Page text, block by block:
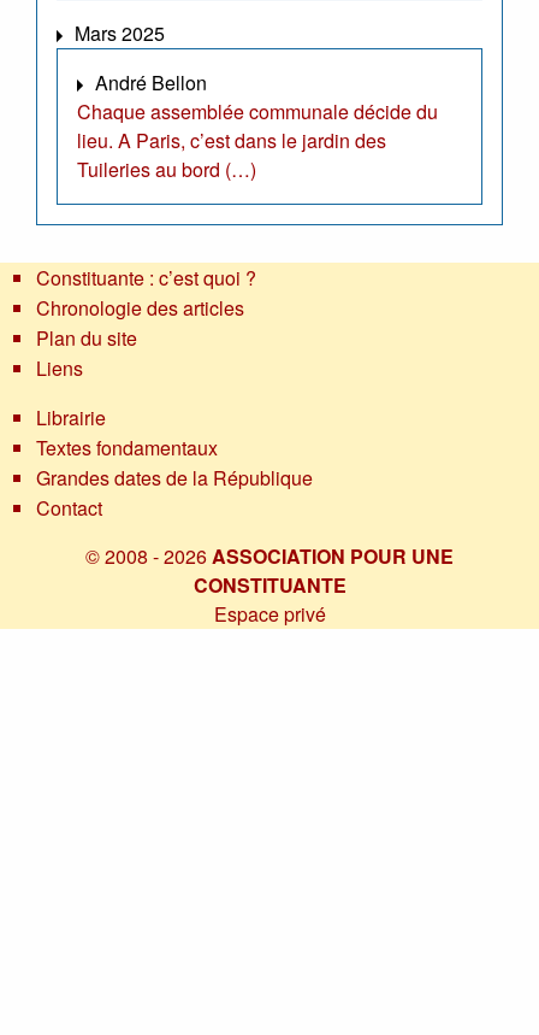
Mars 2025
André Bellon
Chaque assemblée communale décide du
lieu. A Paris, c’est dans le jardin des
Tuileries au bord (…)
Constituante : c’est quoi ?
Chronologie des articles
Plan du site
Liens
Librairie
Textes fondamentaux
Grandes dates de la République
Contact
© 2008 - 2026ASSOCIATION POUR UNE
CONSTITUANTE
Espace privé